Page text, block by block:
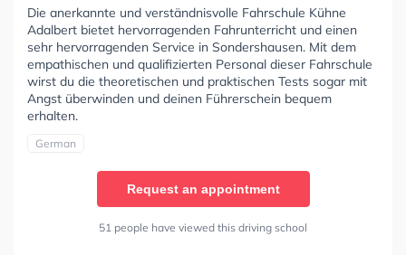
Die anerkannte und verständnisvolle Fahrschule Kühne
Adalbert bietet hervorragenden Fahrunterricht und einen
sehr hervorragenden Service in Sondershausen. Mit dem
empathischen und qualifizierten Personal dieser Fahrschule
wirst du die theoretischen und praktischen Tests sogar mit
Angst überwinden und deinen Führerschein bequem
erhalten.
German
Request an appointment
51 people have viewed this driving school